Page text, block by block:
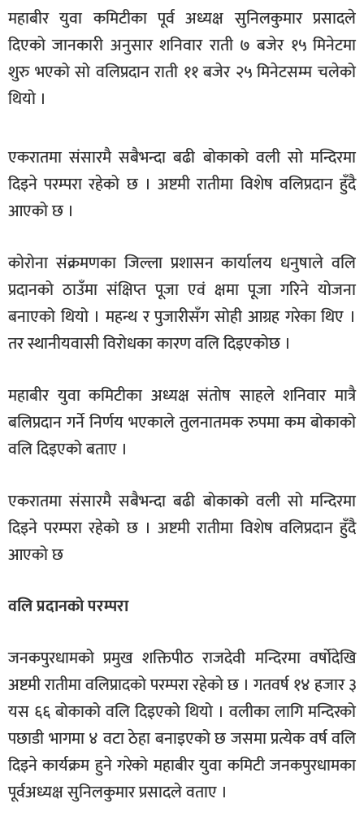
अर्थ
खेलकुद
मनोरञ्जन
भिडियो
अन्य
समाज
शिक्षा
विचार
स्वास्थ्य
महाबीर युवा कमिटीका पूर्व अध्यक्ष सुनिलकुमार प्रसादले
दिएको जानकारी अनुसार शनिवार राती ७ बजेर १५ मिनेटमा
शुरु भएको सो वलिप्रदान राती ११ बजेर २५ मिनेटसम्म चलेको
थियो ।
एकरातमा संसारमै सबैभन्दा बढी बोकाको वली सो मन्दिरमा
दिइने परम्परा रहेको छ । अष्टमी रातीमा विशेष वलिप्रदान हुँदै
आएको छ ।
कोरोना संक्रमणका जिल्ला प्रशासन कार्यालय धनुषाले वलि
प्रदानको ठाउँमा संक्षिप्त पूजा एवं क्षमा पूजा गरिने योजना
बनाएको थियो । महन्थ र पुजारीसँग सोही आग्रह गरेका थिए ।
तर स्थानीयवासी विरोधका कारण वलि दिइएकोछ ।
महाबीर युवा कमिटीका अध्यक्ष संतोष साहले शनिवार मात्रै
बलिप्रदान गर्ने निर्णय भएकाले तुलनातमक रुपमा कम बोकाको
वलि दिइएको बताए ।
एकरातमा संसारमै सबैभन्दा बढी बोकाको वली सो मन्दिरमा
दिइने परम्परा रहेको छ । अष्टमी रातीमा विशेष वलिप्रदान हुँदै
आएको छ
वलि प्रदानको परम्परा
जनकपुरधामको प्रमुख शक्तिपीठ राजदेवी मन्दिरमा वर्षोदेखि
अष्टमी रातीमा वलिप्रादको परम्परा रहेको छ । गतवर्ष १४ हजार ३
यस ६६ बोकाको वलि दिइएको थियो । वलीका लागि मन्दिरको
पछाडी भागमा ४ वटा ठेहा बनाइएको छ जसमा प्रत्येक वर्ष वलि
दिइने कार्यक्रम हुने गरेको महाबीर युवा कमिटी जनकपुरधामका
पूर्वअध्यक्ष सुनिलकुमार प्रसादले वताए ।